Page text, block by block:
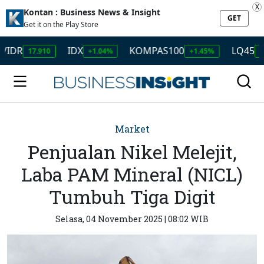
Kontan : Business News & Insight
Get it on the Play Store
GET
X
17.910 IDX +1.04% KOMPAS100 +1.45% LQ45 +1.50%
Market
Penjualan Nikel Melejit,
Laba PAM Mineral (NICL)
Tumbuh Tiga Digit
Selasa, 04 November 2025 | 08:02 WIB